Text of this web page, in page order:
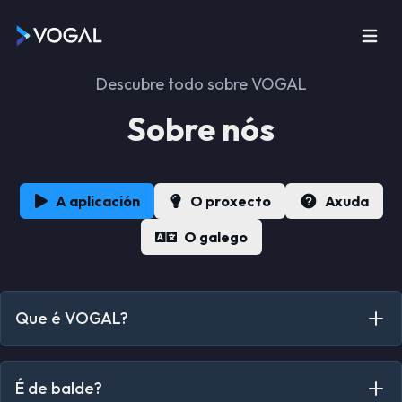
Descubre todo sobre VOGAL
Sobre nós
A aplicación O proxecto
Axuda
O galego
Que é VOGAL?
VOGAL é a ferramenta perfecta para descubrir series e
películas en versión orixinal galega. Proporcionámosche
É de balde?